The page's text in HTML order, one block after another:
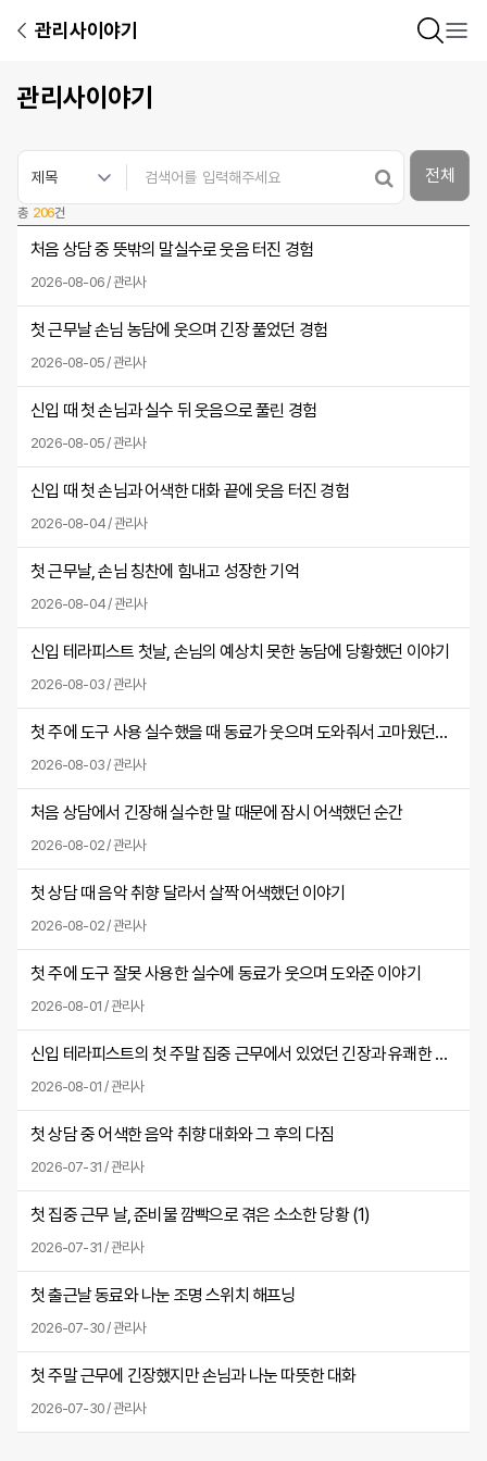
관리사이야기
관리사이야기
총 206건
전체
처음 상담 중 뜻밖의 말실수로 웃음 터진 경험
2026-08-06 / 관리사
첫 근무날 손님 농담에 웃으며 긴장 풀었던 경험
2026-08-05 / 관리사
신입 때 첫 손님과 실수 뒤 웃음으로 풀린 경험
2026-08-05 / 관리사
신입 때 첫 손님과 어색한 대화 끝에 웃음 터진 경험
2026-08-04 / 관리사
첫 근무날, 손님 칭찬에 힘내고 성장한 기억
2026-08-04 / 관리사
신입 테라피스트 첫날, 손님의 예상치 못한 농담에 당황했던 이야기
2026-08-03 / 관리사
첫 주에 도구 사용 실수했을 때 동료가 웃으며 도와줘서 고마웠던 날
2026-08-03 / 관리사
처음 상담에서 긴장해 실수한 말 때문에 잠시 어색했던 순간
2026-08-02 / 관리사
첫 상담 때 음악 취향 달라서 살짝 어색했던 이야기
2026-08-02 / 관리사
첫 주에 도구 잘못 사용한 실수에 동료가 웃으며 도와준 이야기
2026-08-01 / 관리사
신입 테라피스트의 첫 주말 집중 근무에서 있었던 긴장과 유쾌한 실수
2026-08-01 / 관리사
첫 상담 중 어색한 음악 취향 대화와 그 후의 다짐
2026-07-31 / 관리사
첫 집중 근무 날, 준비물 깜빡으로 겪은 소소한 당황 (1)
2026-07-31 / 관리사
첫 출근날 동료와 나눈 조명 스위치 해프닝
2026-07-30 / 관리사
첫 주말 근무에 긴장했지만 손님과 나눈 따뜻한 대화
2026-07-30 / 관리사